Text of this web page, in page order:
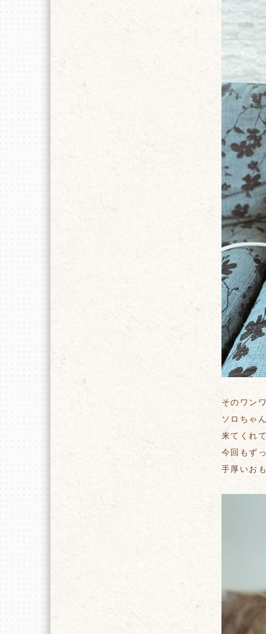
そのワン
ソロちゃ
来てくれ
今回もず
手厚いお